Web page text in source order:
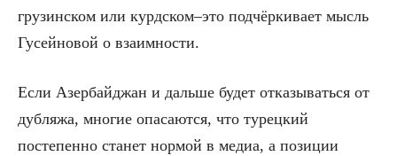
грузинском или курдском–это подчёркивает мысль
Гусейновой о взаимности.
Если Азербайджан и дальше будет отказываться от
дубляжа, многие опасаются, что турецкий
постепенно станет нормой в медиа, а позиции